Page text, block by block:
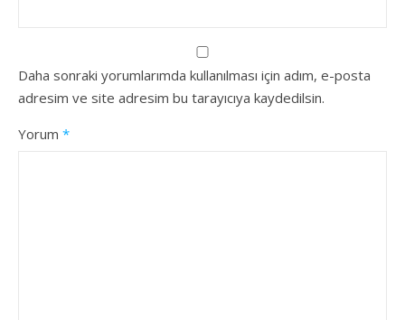
Daha sonraki yorumlarımda kullanılması için adım, e-posta
adresim ve site adresim bu tarayıcıya kaydedilsin.
Yorum *